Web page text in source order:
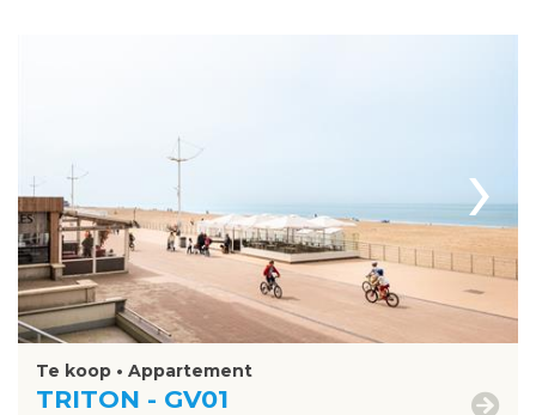
›
Te koop • Appartement
TRITON - GV01